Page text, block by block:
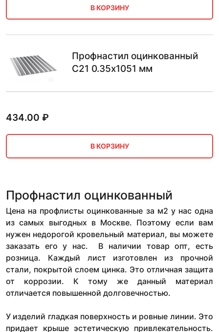
В КОРЗИНУ
Профнастил оцинкованный
С21 0.35х1051 мм
434.00 ₽
В КОРЗИНУ
Профнастил оцинкованный
Цена на профлисты оцинкованные за м2 у нас одна
из самых выгодных в Москве. Поэтому если вам
нужен недорогой кровельный материал, вы можете
заказать его у нас. В наличии товар опт, есть
розница. Каждый лист изготовлен из прочной
стали, покрытой слоем цинка. Это отличная защита
от коррозии. К тому же данный материал
отличается повышенной долговечностью.
У изделий гладкая поверхность и ровные линии. Это
придает крыше эстетическую привлекательность.